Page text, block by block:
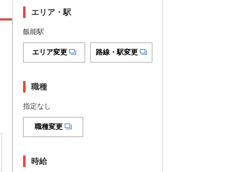
エリア・駅
飯能駅
エリア変更 路線・駅変更
職種
指定なし
職種変更
時給